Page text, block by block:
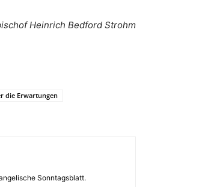
Heinrich Bedford Strohm
die Erwartungen
Sonntagsblatt.